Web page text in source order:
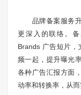
品牌备案服务升
更深入的联络。
Brands 广告短片
频一起，提升曝光
各种广告汇报方面
动率和转换率，从而